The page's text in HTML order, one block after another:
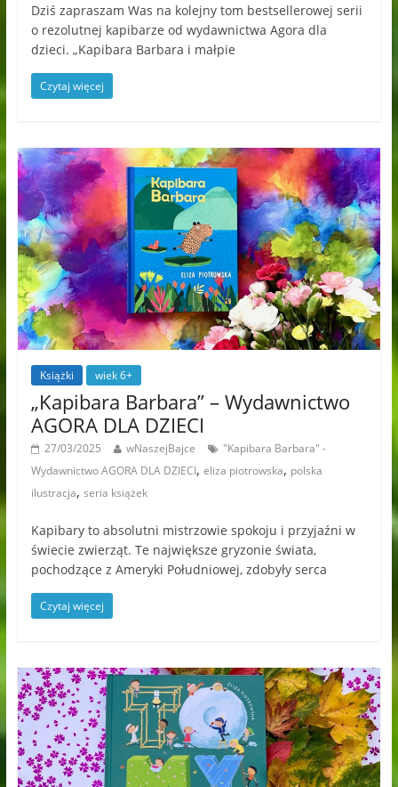
Dziś zapraszam Was na kolejny tom bestsellerowej serii
o rezolutnej kapibarze od wydawnictwa Agora dla
dzieci. „Kapibara Barbara i małpie
Czytaj więcej
Książki wiek 6+
„Kapibara Barbara” – Wydawnictwo
AGORA DLA DZIECI
27/03/2025 wNaszejBajce
"Kapibara Barbara" -
Wydawnictwo AGORA DLA DZIECI, eliza piotrowska, polska
ilustracja, seria książek
Kapibary to absolutni mistrzowie spokoju i przyjaźni w
świecie zwierząt. Te największe gryzonie świata,
pochodzące z Ameryki Południowej, zdobyły serca
Czytaj więcej